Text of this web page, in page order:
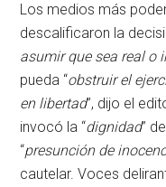
Los medios más
descalificaron la
asumir que sea real o
pueda “obstruir el
en libertad”, dijo el
invocó la “dignidad”
“presunción de
cautelar. Voces